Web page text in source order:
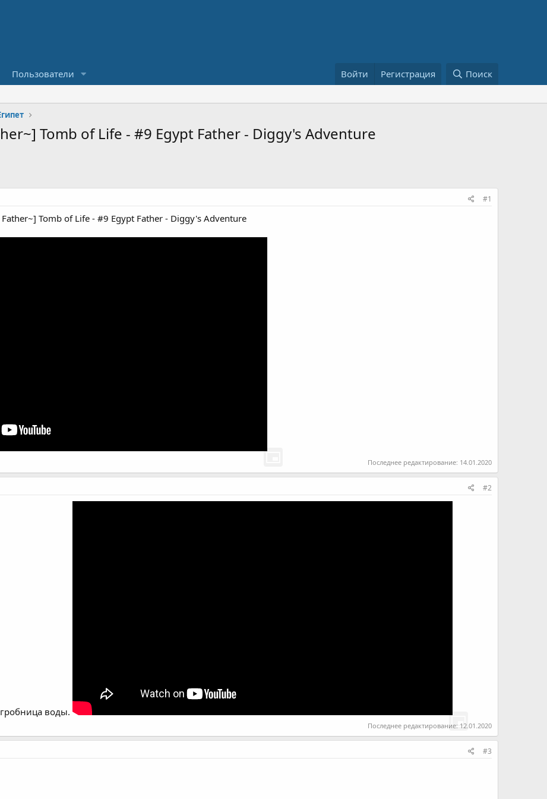
Пользователи Войти Регистрация Поиск
Tomb of Life - #9 Egypt Father - Diggy's Adventure
#1
Tomb of Life - #9 Egypt Father - Diggy's Adventure
Последнее редактирование: 14.01.2020
#2
воды.
Последнее редактирование: 12.01.2020
#3